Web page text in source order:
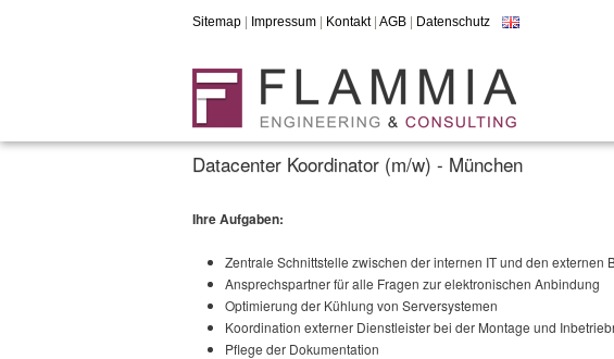
Sitemap Impressum Kontakt| AGB Datenschutz
Datacenter Koordinator (m/w) - München
Ihre Aufgaben:
Zentrale Schnittstelle zwischen der internen IT und den externen
Ansprechspartner für alle Fragen zur elektronischen Anbindung
Optimierung der Kühlung von Serversystemen
Koordination externer Dienstleister bei der Montage und
Pflege der Dokumentation